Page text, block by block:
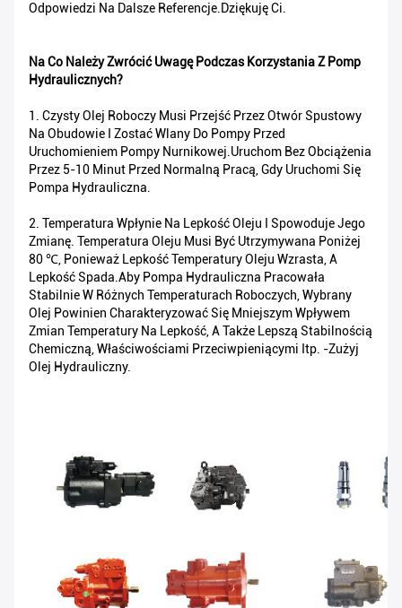
Odpowiedzi Na Dalsze Referencje.Dziękuję Ci.
Na Co Należy Zwrócić Uwagę Podczas Korzystania Z Pomp
Hydraulicznych?
1. Czysty Olej Roboczy Musi Przejść Przez Otwór Spustowy
Na Obudowie I Zostać Wlany Do Pompy Przed
Uruchomieniem Pompy Nurnikowej.Uruchom Bez Obciążenia
Przez 5-10 Minut Przed Normalną Pracą, Gdy Uruchomi Się
Pompa Hydrauliczna.
2. Temperatura Wpłynie Na Lepkość Oleju I Spowoduje Jego
Zmianę. Temperatura Oleju Musi Być Utrzymywana Poniżej
80 ℃, Ponieważ Lepkość Temperatury Oleju Wzrasta, A
Lepkość Spada.Aby Pompa Hydrauliczna Pracowała
Stabilnie W Różnych Temperaturach Roboczych, Wybrany
Olej Powinien Charakteryzować Się Mniejszym Wpływem
Zmian Temperatury Na Lepkość, A Także Lepszą Stabilnością
Chemiczną, Właściwościami Przeciwpieniącymi Itp. -zużyj
Olej Hydrauliczny.